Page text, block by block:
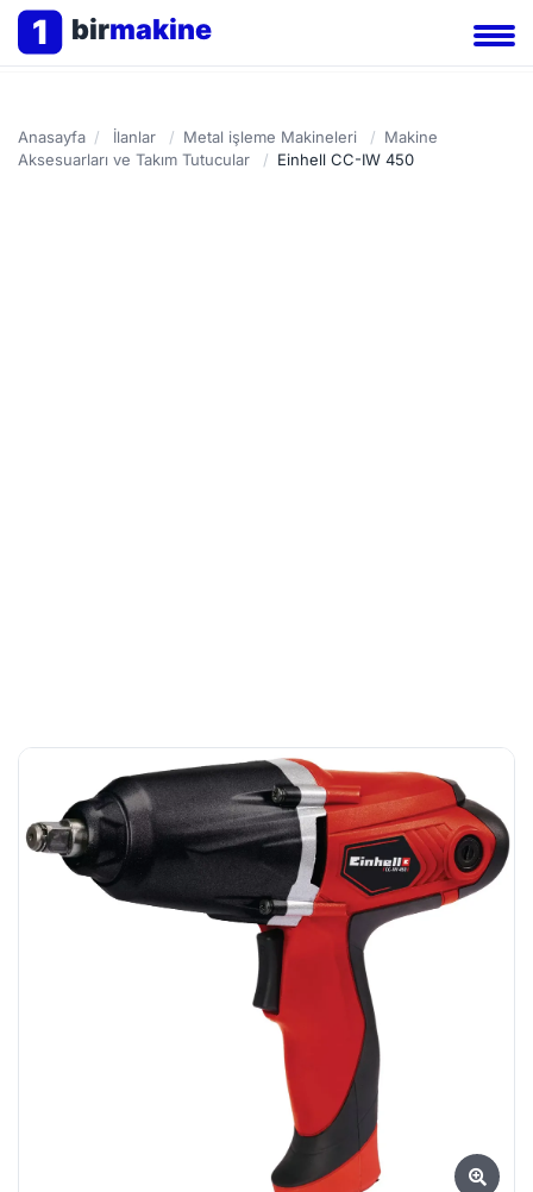
1 birmakine
Anasayfa / İlanlar / Metal işleme Makineleri / Makine
Aksesuarları ve Takım Tutucular
/ Einhell CC-IW 450